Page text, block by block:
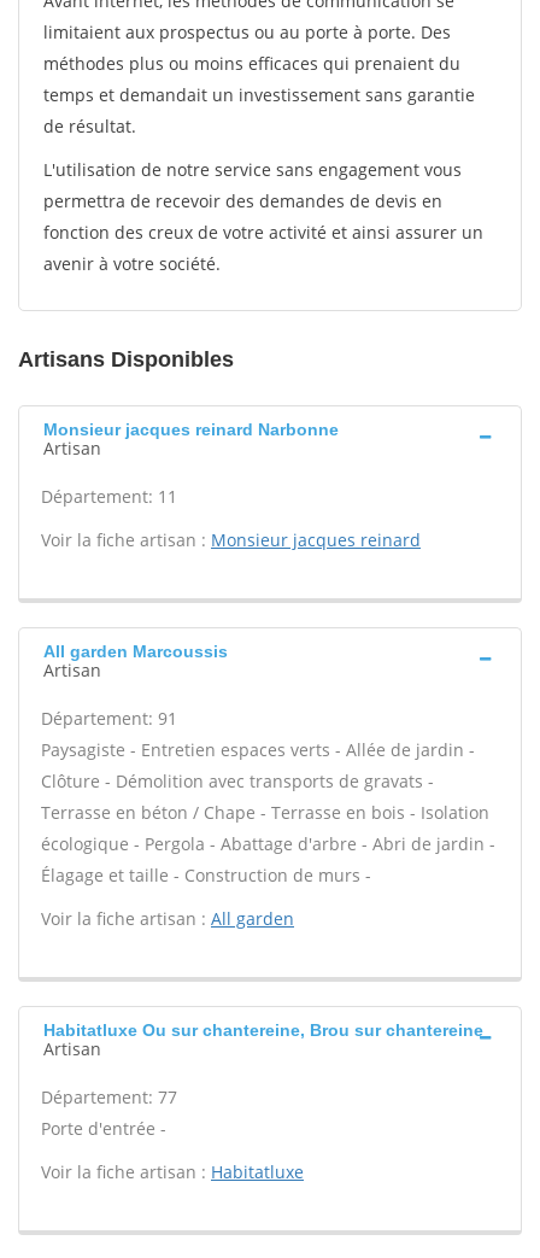
limitaient aux prospectus ou au porte à porte. Des
méthodes plus ou moins efficaces qui prenaient du
temps et demandait un investissement sans garantie
de résultat.
L'utilisation de notre service sans engagement vous
permettra de recevoir des demandes de devis en
fonction des creux de votre activité et ainsi assurer un
avenir à votre société.
Artisans Disponibles
Monsieur jacques reinard Narbonne
Artisan
Département: 11
Voir la fiche artisan : Monsieur jacques reinard
All garden Marcoussis
Artisan
Département: 91
Paysagiste - Entretien espaces verts - Allée de jardin -
Clôture - Démolition avec transports de gravats -
Terrasse en béton / Chape - Terrasse en bois - Isolation
écologique - Pergola - Abattage d'arbre - Abri de jardin -
Élagage et taille - Construction de murs -
Voir la fiche artisan : All garden
Habitatluxe Ou sur chantereine, Brou sur chantereine
Artisan
Département: 77
Porte d'entrée -
Voir la fiche artisan : Habitatluxe